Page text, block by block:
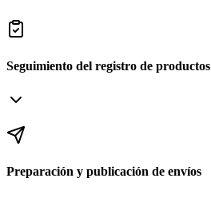
Seguimiento del registro de productos
Preparación y publicación de envíos